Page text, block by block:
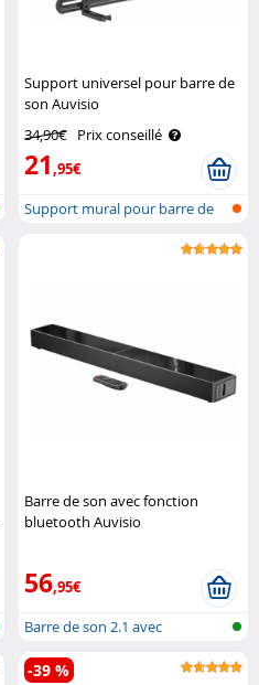
Support universel pour barre de
son Auvisio
34,90€ Prix conseillé
21,95€
Support mural pour barre de
Barre de son avec fonction
bluetooth Auvisio
56,95€
Barre de son 2.1 avec
subwoofer int..
-39 %